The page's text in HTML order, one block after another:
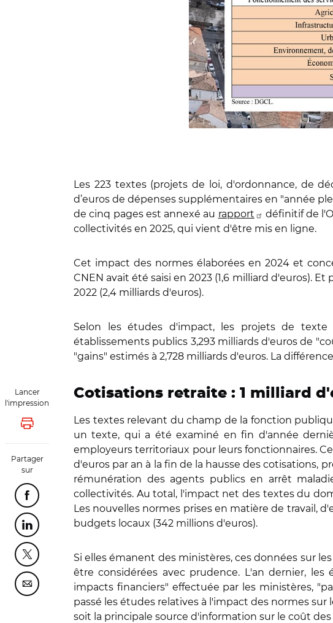
Lancer
l'impression
Lancer l'impression
Partager
sur
Partager cette page sur Facebook
Partager cette page sur Linkedin
Partager cette page sur Twitter
Partager cette page sur Courriel
Les 223 textes (projets de loi, d'ordonnance, de
d’euros de dépenses supplémentaires en "année
de cinq pages est annexé au rapport
définitif de
collectivités en 2025, qui vient d'être mis en ligne.
Cet impact des normes élaborées en 2024 et
CNEN avait été saisi en 2023 (1,6 milliard d'euros).
2022 (2,4 milliards d'euros).
Selon les études d'impact, les projets de
établissements publics 3,293 milliards d'euros de
"gains" estimés à 2,728 milliards d'euros. La
Cotisations retraite : 1 milliard
Les textes relevant du champ de la fonction
un texte, qui a été examiné en fin d'année
employeurs territoriaux pour leurs fonctionnaires.
d'euros par an à la fin de la hausse des cotisations,
rémunération des agents publics en arrêt
collectivités. Au total, l'impact net des textes du
Les nouvelles normes prises en matière de travail,
budgets locaux (342 millions d'euros).
Si elles émanent des ministères, ces données sur
être considérées avec prudence. L'an dernier,
impacts financiers" effectuée par les ministères,
passé les études relatives à l'impact des normes
soit la principale source d'information sur le coût